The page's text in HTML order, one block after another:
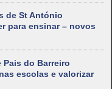
de St António
para ensinar – novos
do Barreiro
escolas e valorizar